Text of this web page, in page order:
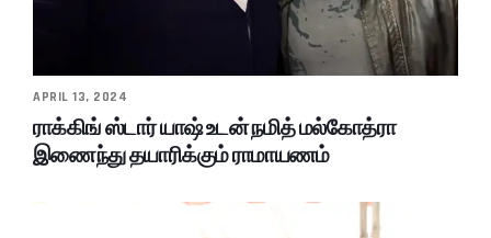
APRIL 13, 2024
ராக்கிங் ஸ்டார் யாஷ் உடன் நமித் மல்கோத்ரா
இணைந்து தயாரிக்கும் ராமாயணம்